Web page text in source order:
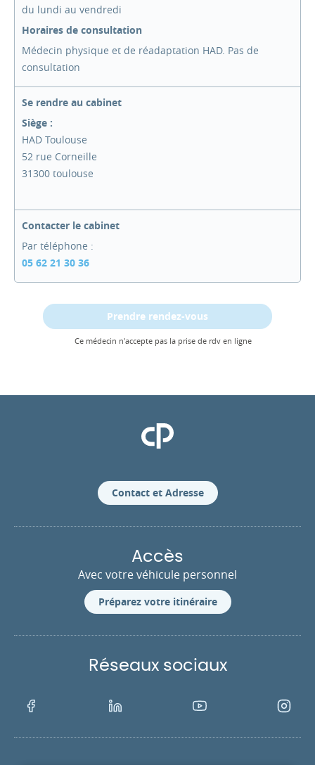
du lundi au vendredi
Horaires de consultation
Médecin physique et de réadaptation HAD. Pas de
consultation
Se rendre au cabinet
Siège :
HAD Toulouse
52 rue Corneille
31300 toulouse
Contacter le cabinet
Par téléphone :
05 62 21 30 36
Prendre rendez-vous
Ce médecin n'accepte pas la prise de rdv en ligne
Clinique Pasteur
Contact et Adresse
Accès
Avec votre véhicule personnel
Préparez votre itinéraire
Réseaux sociaux
Facebook LinkedIn Youtube